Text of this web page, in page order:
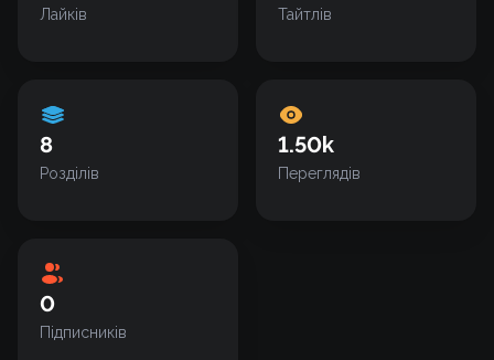
Лайків Тайтлів
8
Розділів
1.50k
Переглядів
0
Підписників